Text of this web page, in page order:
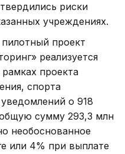
риски
учреждениях.
проект
реализуется
проекта
спорта
о 918
сумму 293,3 млн
необоснованное
или 4% при выплате